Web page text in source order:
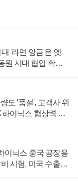
'라면 앙금'은 옛
원 시대 협업 확대
도 '품절', 고객사 위
이닉스 협상력 더
이닉스 중국 공장용
시험, 미국 수출통